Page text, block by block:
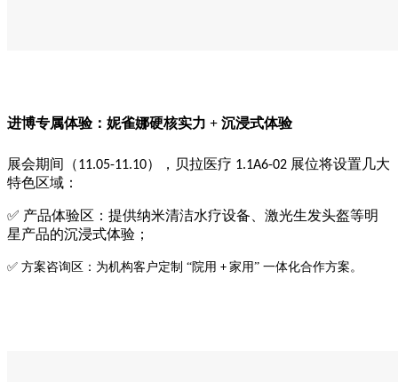
进博专属体验： 妮雀娜硬核实力 + 沉浸式体验
展会期间（11.05-11.10），贝拉医疗 1.1A6-02 展位将设置几大
特色区域：
✅ 产品体验区：提供纳米清洁水疗设备、激光生发头盔等明
星产品的沉浸式体验；
✅ 方案咨询区：为机构客户定制 “院用 + 家用” 一体化合作方案。